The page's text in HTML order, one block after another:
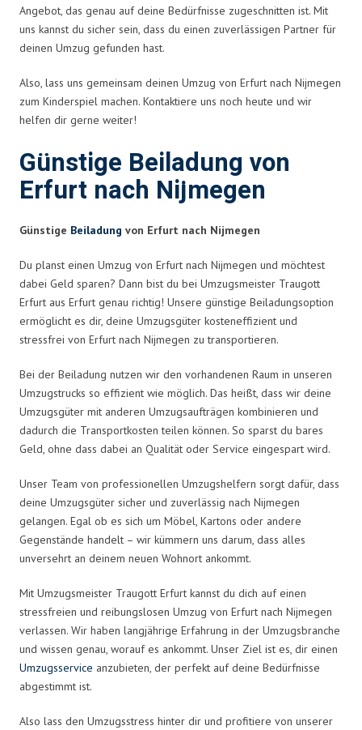
Angebot, das genau auf deine Bedürfnisse zugeschnitten ist. Mit
uns kannst du sicher sein, dass du einen zuverlässigen Partner für
deinen Umzug gefunden hast.
Also, lass uns gemeinsam deinen Umzug von Erfurt nach Nijmegen
zum Kinderspiel machen. Kontaktiere uns noch heute und wir
helfen dir gerne weiter!
Günstige Beiladung von
Erfurt nach Nijmegen
Günstige Beiladung von Erfurt nach Nijmegen
Du planst einen Umzug von Erfurt nach Nijmegen und möchtest
dabei Geld sparen? Dann bist du bei Umzugsmeister Traugott
Erfurt aus Erfurt genau richtig! Unsere günstige Beiladungsoption
ermöglicht es dir, deine Umzugsgüter kosteneffizient und
stressfrei von Erfurt nach Nijmegen zu transportieren.
Bei der Beiladung nutzen wir den vorhandenen Raum in unseren
Umzugstrucks so effizient wie möglich. Das heißt, dass wir deine
Umzugsgüter mit anderen Umzugsaufträgen kombinieren und
dadurch die Transportkosten teilen können. So sparst du bares
Geld, ohne dass dabei an Qualität oder Service eingespart wird.
Unser Team von professionellen Umzugshelfern sorgt dafür, dass
deine Umzugsgüter sicher und zuverlässig nach Nijmegen
gelangen. Egal ob es sich um Möbel, Kartons oder andere
Gegenstände handelt – wir kümmern uns darum, dass alles
unversehrt an deinem neuen Wohnort ankommt.
Mit Umzugsmeister Traugott Erfurt kannst du dich auf einen
stressfreien und reibungslosen Umzug von Erfurt nach Nijmegen
verlassen. Wir haben langjährige Erfahrung in der Umzugsbranche
und wissen genau, worauf es ankommt. Unser Ziel ist es, dir einen
Umzugsservice anzubieten, der perfekt auf deine Bedürfnisse
abgestimmt ist.
Also lass den Umzugsstress hinter dir und profitiere von unserer